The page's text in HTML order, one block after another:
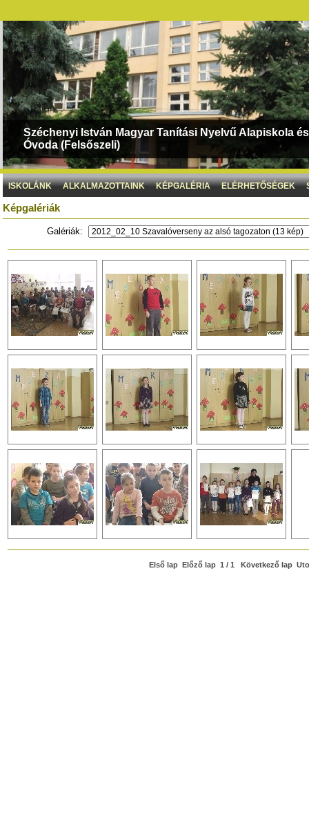
Széchenyi István Magyar Tanítási Nyelvű Alapiskola és
Óvoda (Felsőszeli)
ISKOLÁNK ALKALMAZOTTAINK KÉPGALÉRIA ELÉRHETŐSÉGEK
Képgalériák
Galériák:
Első lap Előző lap 1 / 1 Következő lap